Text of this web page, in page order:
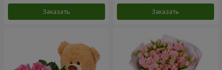
Заказать Заказать